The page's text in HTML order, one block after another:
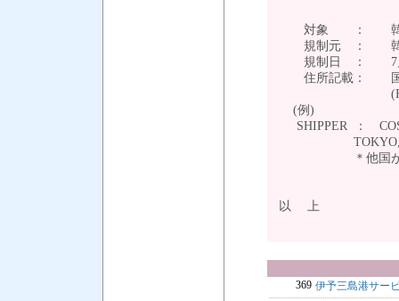
対象 ： 韓国向
規制元 ： 韓
規制日 ： 7
住所記載： 国名
(FULL-
(例)
SHIPPER ：
TOKYO,
＊他国が
以 上
369 伊予三島港サー